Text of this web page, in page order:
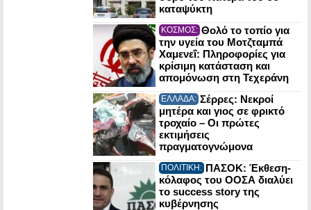
καταψύκτη
ΚΟΣΜΟΣ: Θολό το τοπίο για
την υγεία του Μοτζταμπά
Χαμενεΐ: Πληροφορίες για
κρίσιμη κατάσταση και
απομόνωση στη Τεχεράνη
ΕΛΛΑΔΑ: Σέρρες: Νεκροί
μητέρα και γιος σε φρικτό
τροχαίο – Οι πρώτες
εκτιμήσεις
πραγματογνώμονα
ΠΟΛΙΤΙΚΗ: ΠΑΣΟΚ: Έκθεση-
κόλαφος του ΟΟΣΑ διαλύει
το success story της
κυβέρνησης